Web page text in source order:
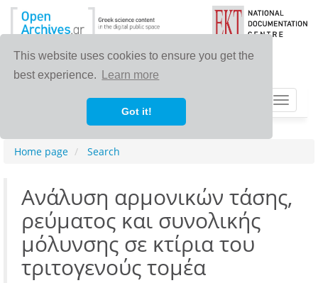
This website uses cookies to ensure you get the
best experience.
Learn more
Got it!
Toggle
Home page Search
Ανάλυση αρμονικών τάσης,
ρεύματος και συνολικής
μόλυνσης σε κτίρια του
τριτογενούς τομέα